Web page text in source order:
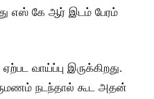
எஸ் கே ஆர் இடம் பேரம்
வாய்ப்பு இருக்கிறது.
நடந்தால் கூட அதன்